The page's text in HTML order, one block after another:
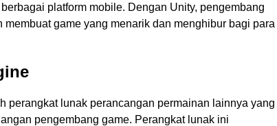
platform mobile. Dengan Unity, pengembang
membuat game yang menarik dan menghibur bagi para
perangkat lunak perancangan permainan lainnya yang
pengembang game. Perangkat lunak ini